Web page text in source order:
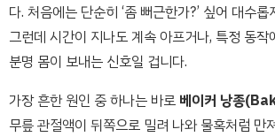
다. 처음에는 단순히 ‘좀 뻐근한가?’ 싶어 대수
그런데 시간이 지나도 계속 아프거나, 특정 동작
분명 몸이 보내는 신호일 겁니다.
가장 흔한 원인 중 하나는 바로 베이커 낭종
무릎 관절액이 뒤쪽으로 밀려 나와 물혹처럼 만